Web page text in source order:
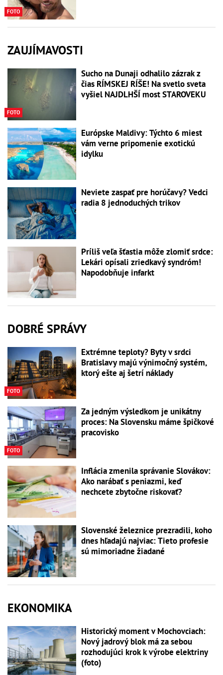
FOTO
ZAUJÍMAVOSTI
FOTO
Sucho na Dunaji odhalilo zázrak z
čias RÍMSKEJ RÍŠE! Na svetlo sveta
vyšiel NAJDLHŠÍ most STAROVEKU
Európske Maldivy: Týchto 6 miest
vám verne pripomenie exotickú
idylku
Neviete zaspať pre horúčavy? Vedci
radia 8 jednoduchých trikov
Príliš veľa šťastia môže zlomiť srdce:
Lekári opísali zriedkavý syndróm!
Napodobňuje infarkt
DOBRÉ SPRÁVY
FOTO
Extrémne teploty? Byty v srdci
Bratislavy majú výnimočný systém,
ktorý ešte aj šetrí náklady
FOTO
Za jedným výsledkom je unikátny
proces: Na Slovensku máme špičkové
pracovisko
Inflácia zmenila správanie Slovákov:
Ako narábať s peniazmi, keď
nechcete zbytočne riskovať?
Slovenské železnice prezradili, koho
dnes hľadajú najviac: Tieto profesie
sú mimoriadne žiadané
EKONOMIKA
Historický moment v Mochovciach:
Nový jadrový blok má za sebou
rozhodujúci krok k výrobe elektriny
(foto)